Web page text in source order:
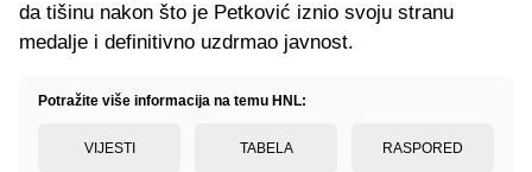
da tišinu nakon što je Petković iznio svoju stranu
medalje i definitivno uzdrmao javnost.
Potražite više informacija na temu HNL:
VIJESTI TABELA RASPORED